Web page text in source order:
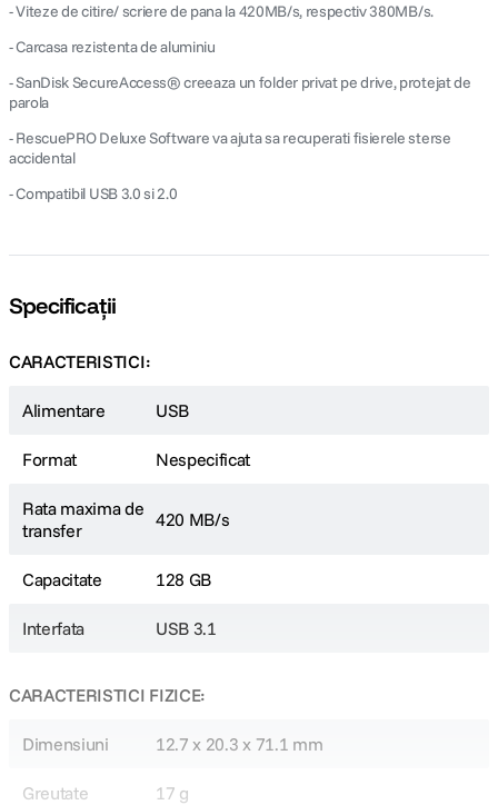
- Viteze de citire/ scriere de pana la 420MB/s, respectiv 380MB/s.
- Carcasa rezistenta de aluminiu
- SanDisk SecureAccess® creeaza un folder privat pe drive, protejat de
parola
- RescuePRO Deluxe Software va ajuta sa recuperati fisierele sterse
accidental
- Compatibil USB 3.0 si 2.0
Specificații
CARACTERISTICI:
Alimentare USB
Format Nespecificat
Rata maxima de
transfer
420 MB/s
Capacitate 128 GB
Interfata USB 3.1
CARACTERISTICI FIZICE:
Dimensiuni 12.7 x 20.3 x 71.1 mm
Greutate 17 g